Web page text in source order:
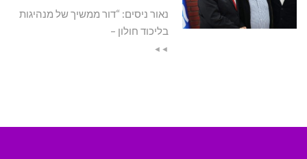
נאור ניסים: “דור ממשיך של מנהיגות
בליכוד חולון –
◄◄